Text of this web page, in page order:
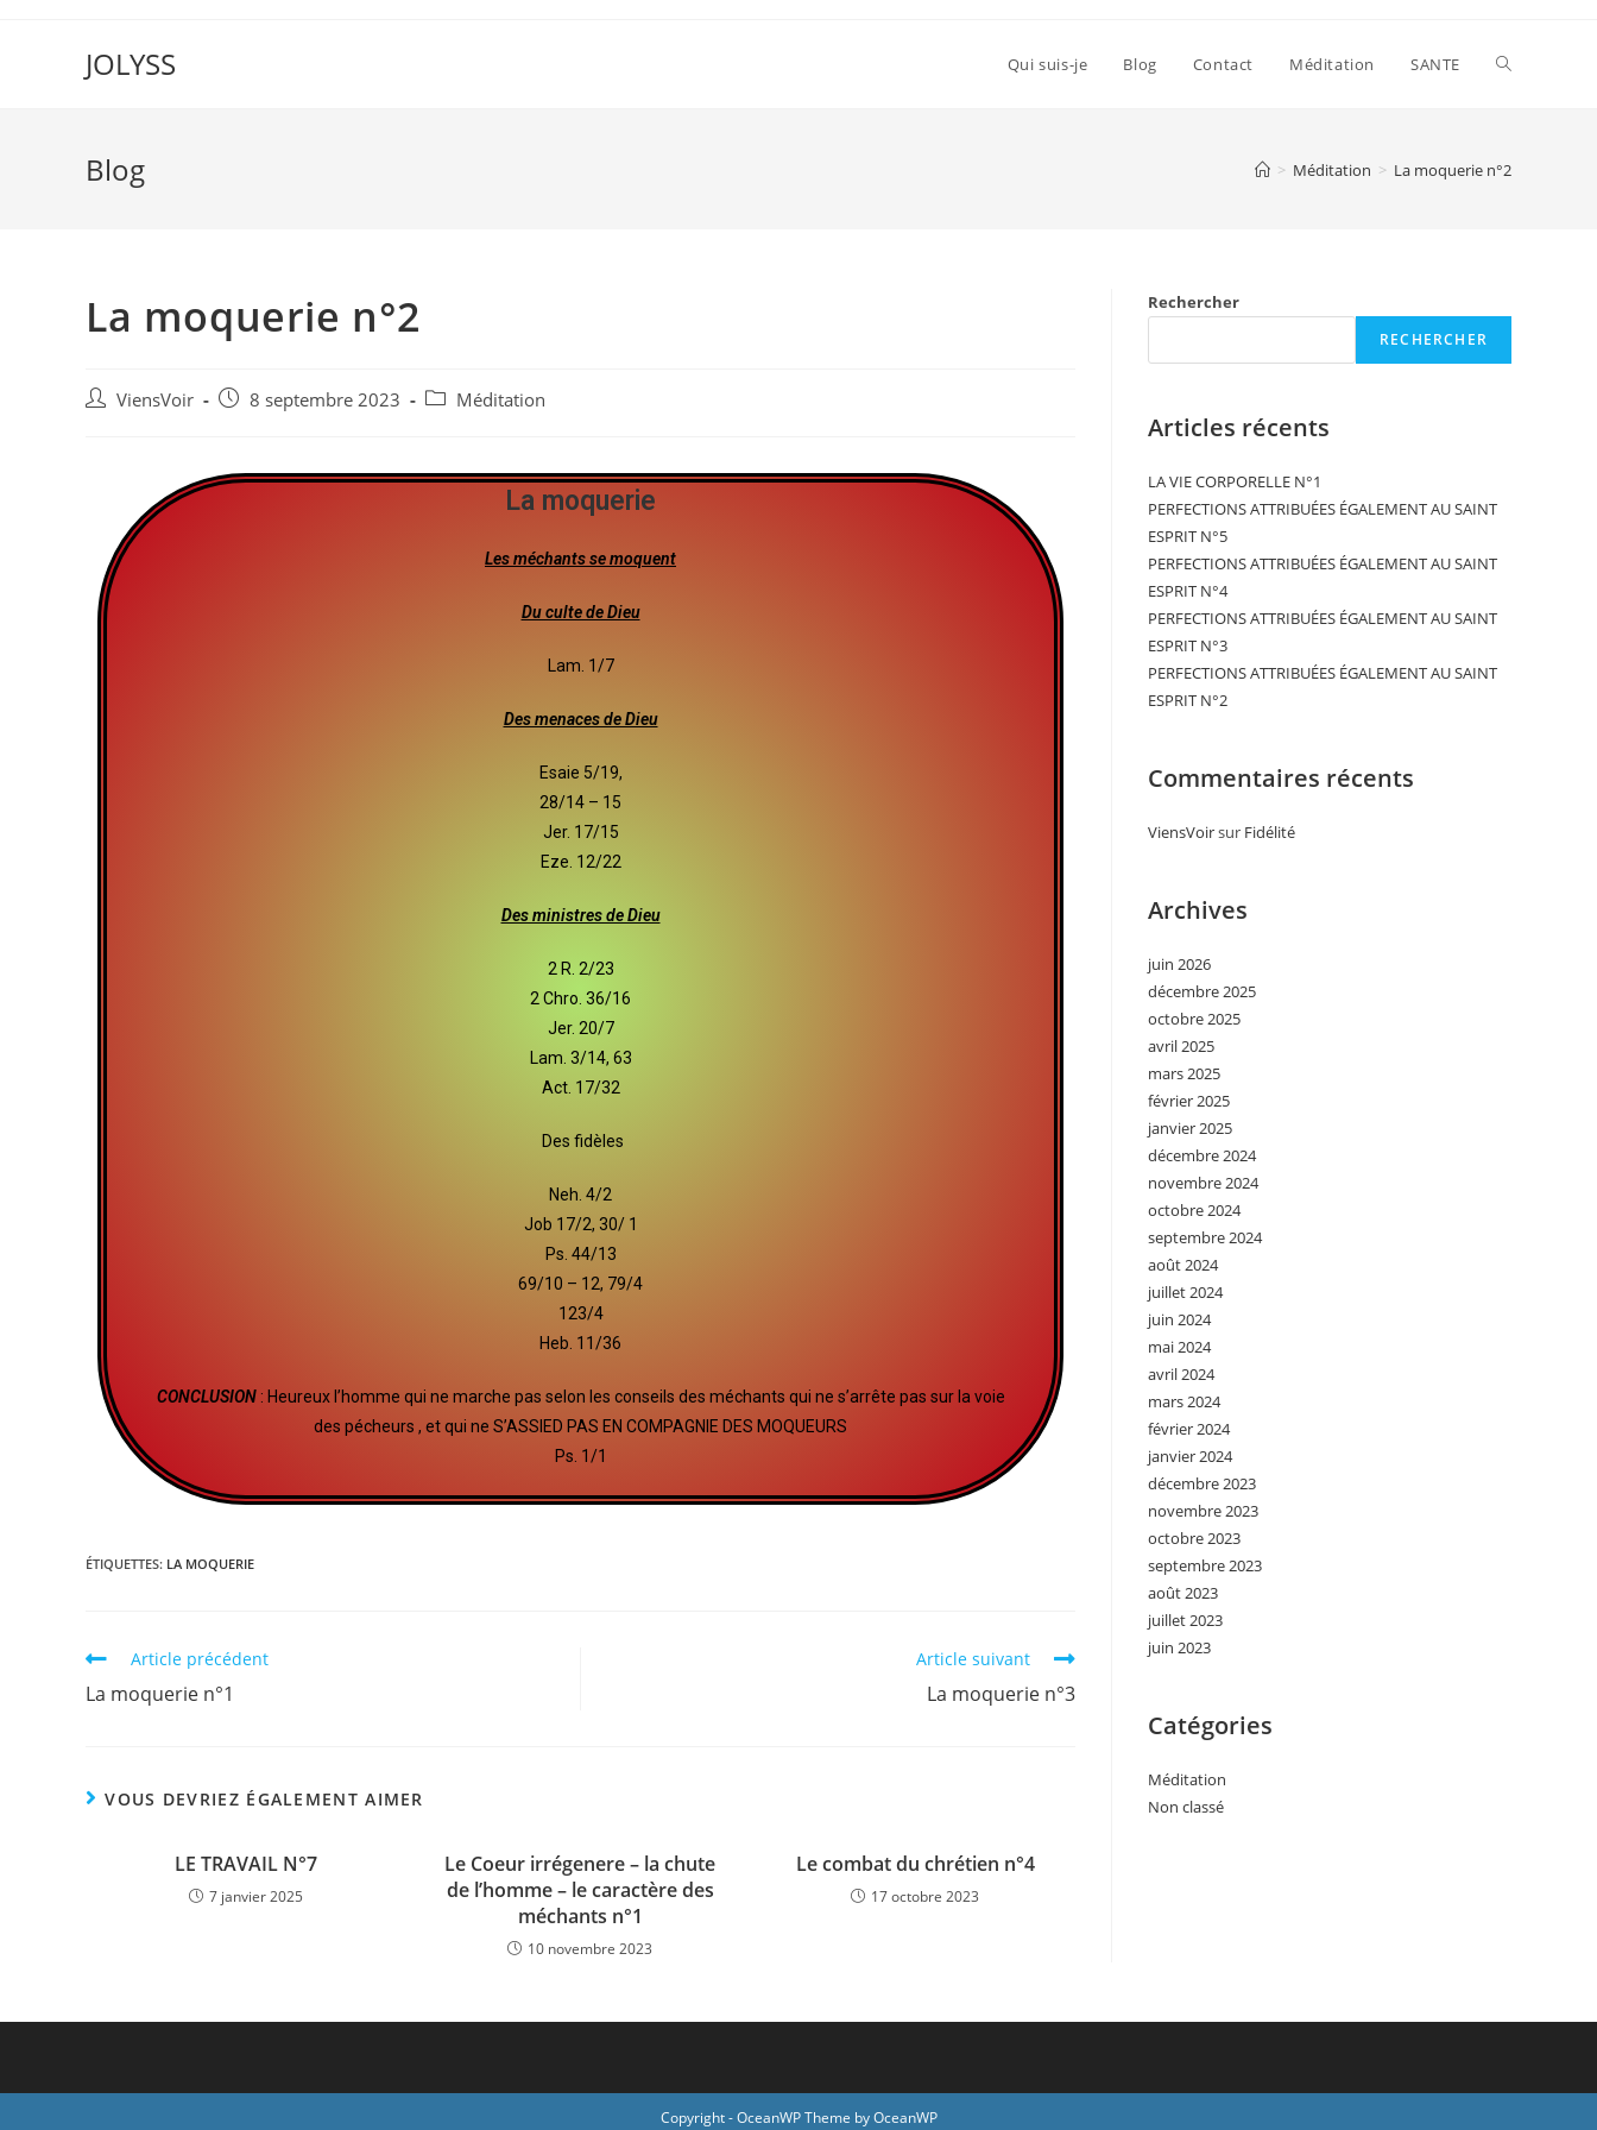
JOLYSS Qui suis-je Blog Contact Méditation SANTE
Blog > Méditation > La moquerie n°2
La moquerie n°2
ViensVoir 8 septembre 2023 Méditation
La moquerie
Les méchants se moquent
Du culte de Dieu
Lam. 1/7
Des menaces de Dieu
Esaie 5/19,
28/14 – 15
Jer. 17/15
Eze. 12/22
Des ministres de Dieu
2 R. 2/23
2 Chro. 36/16
Jer. 20/7
Lam. 3/14, 63
Act. 17/32
Des fidèles
Neh. 4/2
Job 17/2, 30/ 1
Ps. 44/13
69/10 – 12, 79/4
123/4
Heb. 11/36
CONCLUSION: Heureux l’homme qui ne marche pas selon les conseils des méchants qui ne s’arrête pas sur la voie
des pécheurs , et qui ne S’ASSIED PAS EN COMPAGNIE DES MOQUEURS
Ps. 1/1
ÉTIQUETTES: LA MOQUERIE
Article précédent
La moquerie n°1
Article suivant
La moquerie n°3
VOUS DEVRIEZ ÉGALEMENT AIMER
LE TRAVAIL N°7
7 janvier 2025
Le Coeur irrégenere – la chute
de l’homme – le caractère des
méchants n°1
10 novembre 2023
Le combat du chrétien n°4
17 octobre 2023
Rechercher
RECHERCHER
Articles récents
LA VIE CORPORELLE N°1
PERFECTIONS ATTRIBUÉES ÉGALEMENT AU SAINT
ESPRIT N°5
PERFECTIONS ATTRIBUÉES ÉGALEMENT AU SAINT
ESPRIT N°4
PERFECTIONS ATTRIBUÉES ÉGALEMENT AU SAINT
ESPRIT N°3
PERFECTIONS ATTRIBUÉES ÉGALEMENT AU SAINT
ESPRIT N°2
Commentaires récents
ViensVoirsur Fidélité
Archives
juin 2026
décembre 2025
octobre 2025
avril 2025
mars 2025
février 2025
janvier 2025
décembre 2024
novembre 2024
octobre 2024
septembre 2024
août 2024
juillet 2024
juin 2024
mai 2024
avril 2024
mars 2024
février 2024
janvier 2024
décembre 2023
novembre 2023
octobre 2023
septembre 2023
août 2023
juillet 2023
juin 2023
Catégories
Méditation
Non classé
Copyright - OceanWP Theme by OceanWP